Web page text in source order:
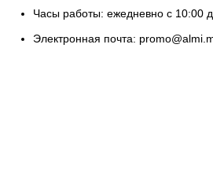
Часы работы: ежедневно с 10:00
Электронная почта: